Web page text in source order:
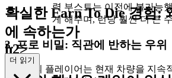
력 부스트는 이전에 불가능
게 해주며, 런당 훨씬 더 큰
3. 프로 비밀: 직관에 반하는 우위
대부분의 플레이어는 현재 차량을 지속
확실한 Earn To Die 경험:
에 속하는가
h2>
더 읽기